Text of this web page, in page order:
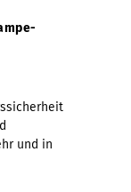
und in